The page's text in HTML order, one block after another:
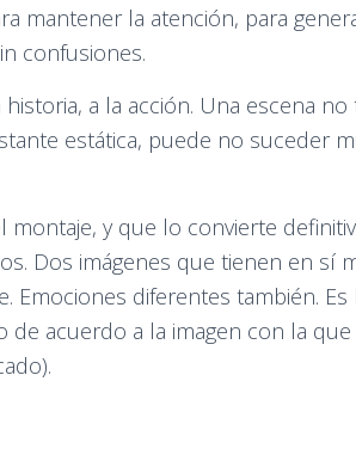
mantener la atención, para
confusiones.
a la acción. Una escena
estática, puede no suceder
montaje, y que lo convierte
Dos imágenes que tienen en
diferentes también.
acuerdo a la imagen con la